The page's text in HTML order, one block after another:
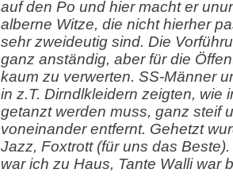
auf den Po und hier macht er
alberne Witze, die nicht hierher
sehr zweideutig sind. Die
ganz anständig, aber für die
kaum zu verwerten. SS-Männer
in z.T. Dirndlkleidern zeigten, wie
getanzt werden muss, ganz steif
voneinander entfernt. Gehetzt
Jazz, Foxtrott (für uns das
war ich zu Haus, Tante Walli war